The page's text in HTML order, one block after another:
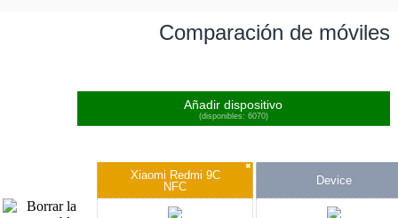
Comparación de móviles
Añadir dispositivo
(disponibles: 6070)
✖
Xiaomi Redmi 9C
NFC
Device